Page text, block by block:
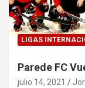
LIGAS
Parede FC
julio 14, 2021